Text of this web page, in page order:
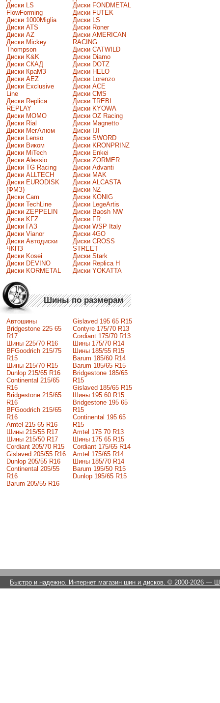
Диски LS
FlowForming
Диски 1000Miglia
Диски ATS
Диски AZ
Диски Mickey
Thompson
Диски K&K
Диски СКАД
Диски КраМЗ
Диски AEZ
Диски Exclusive
Line
Диски Replica
REPLAY
Диски MOMO
Диски Rial
Диски МегАлюм
Диски Lenso
Диски Виком
Диски MiTech
Диски Alessio
Диски TG Racing
Диски ALLTECH
Диски EURODISK
(ФМЗ)
Диски Cam
Диски TechLine
Диски ZEPPELIN
Диски KFZ
Диски ГАЗ
Диски Vianor
Диски Автодиски
ЧКПЗ
Диски Kosei
Диски DEVINO
Диски KORMETAL
Диски FONDMETAL
Диски FUTEK
Диски LS
Диски Roner
Диски AMERICAN
RACING
Диски CATWILD
Диски Diamo
Диски DOTZ
Диски HELO
Диски Lorenzo
Диски ACE
Диски CMS
Диски TREBL
Диски KYOWA
Диски OZ Racing
Диски Magnetto
Диски IJI
Диски SWORD
Диски KRONPRINZ
Диски Enkei
Диски ZORMER
Диски Advanti
Диски MAK
Диски ALCASTA
Диски NZ
Диски KONIG
Диски LegeArtis
Диски Baosh NW
Диски FR
Диски WSP Italy
Диски 4GO
Диски CROSS
STREET
Диски Stark
Диски Replica H
Диски YOKATTA
Шины по размерам
Автошины
Bridgestone 225 65
R17
Шины 225/70 R16
BFGoodrich 215/75
R15
Шины 215/70 R15
Dunlop 215/65 R16
Continental 215/65
R16
Bridgestone 215/65
R16
BFGoodrich 215/65
R16
Amtel 215 65 R16
Шины 215/55 R17
Шины 215/50 R17
Сordiant 205/70 R15
Gislaved 205/55 R16
Dunlop 205/55 R16
Continental 205/55
R16
Barum 205/55 R16
Gislaved 195 65 R15
Contyre 175/70 R13
Cordiant 175/70 R13
Шины 175/70 R14
Шины 185/55 R15
Barum 185/60 R14
Barum 185/65 R15
Bridgestone 185/65
R15
Gislaved 185/65 R15
Шины 195 60 R15
Bridgestone 195 65
R15
Continental 195 65
R15
Amtel 175 70 R13
Шины 175 65 R15
Cordiant 175/65 R14
Amtel 175/65 R14
Шины 185/70 R14
Barum 195/50 R15
Dunlop 195/65 R15
Быстро и надежно. Интернет магазин шин и дисков. © 2000-2026 —